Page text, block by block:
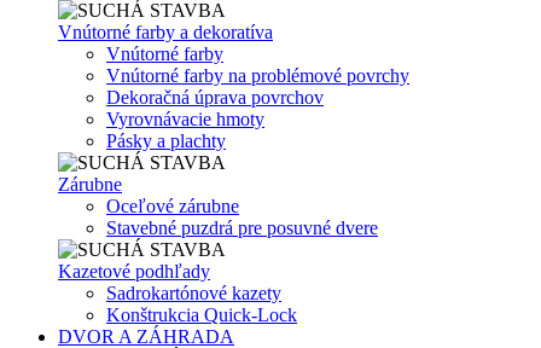
Vnútorné farby a dekoratíva
Vnútorné farby
Vnútorné farby na problémové povrchy
Dekoračná úprava povrchov
Vyrovnávacie hmoty
Pásky a plachty
Zárubne
Oceľové zárubne
Stavebné puzdrá pre posuvné dvere
Kazetové podhľady
Sadrokartónové kazety
Konštrukcia Quick-Lock
DVOR A ZÁHRADA